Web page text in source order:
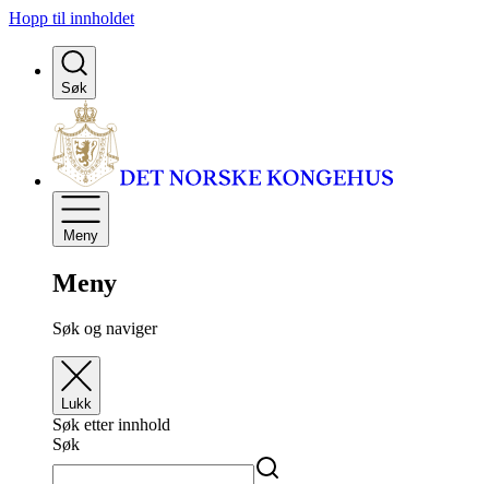
Hopp til innholdet
Søk
Meny
Meny
Søk og naviger
Lukk
Søk etter innhold
Søk